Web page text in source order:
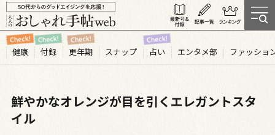
健康 付録 更年期 スナップ 占い エンタメ部 ファッショ
鮮やかなオレンジが目を引くエレガントスタ
イル